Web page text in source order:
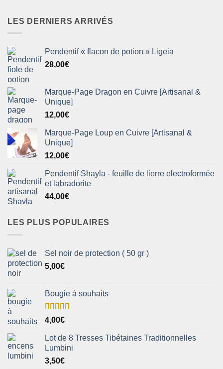
LES DERNIERS ARRIVÉS
Pendentif « flacon de potion » Ligeia
28,00€
Marque-Page Dragon en Cuivre [Artisanal &
Unique]
12,00€
Marque-Page Loup en Cuivre [Artisanal &
Unique]
12,00€
Pendentif Shayla - feuille de lierre electroformée
et labradorite
44,00€
LES PLUS POPULAIRES
Sel noir de protection ( 50 gr )
5,00€
Bougie à souhaits
Note5.00
sur 5
4,00€
Lot de 8 Tresses Tibétaines Traditionnelles
Lumbini
3,50€